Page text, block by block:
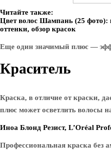
Читайте также:
Цвет волос Шампань (25 фото):
оттенки, обзор красок
Еще один значимый плюс —
Краситель
Краска, в отличие от краски,
плюс может осветлить волосы
Иноа Блонд Резист, L’Oréal
Профессиональная краска без